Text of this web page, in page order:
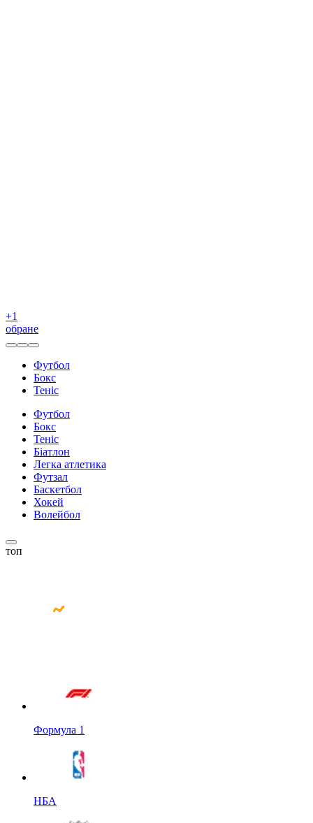
+1
обране
Футбол
Бокс
Теніс
Футбол
Бокс
Теніс
Біатлон
Легка атлетика
Футзал
Баскетбол
Хокей
Волейбол
топ
Формула 1
НБА